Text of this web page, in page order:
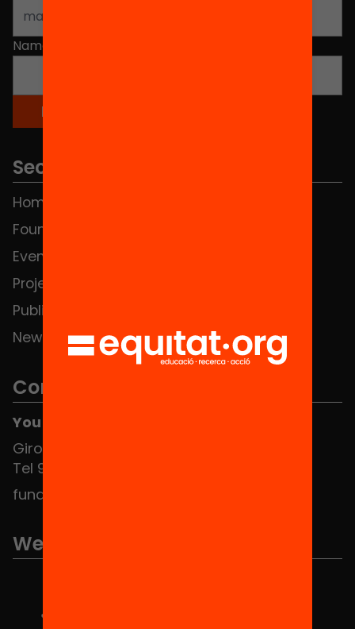
Name
Sections
Home
Foundation
Events
Projects
Publications and videos
News
Contact
You can find us at the Social HUB
Girona 34, interior 08010 Barcelona
Tel 934 588 700
fundacio@equitat.org
We are part of...